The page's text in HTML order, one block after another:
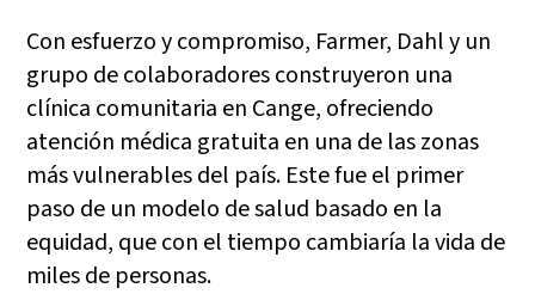
Con esfuerzo y compromiso, Farmer, Dahl y un
grupo de colaboradores construyeron una
clínica comunitaria en Cange, ofreciendo
atención médica gratuita en una de las zonas
más vulnerables del país. Este fue el primer
paso de un modelo de salud basado en la
equidad, que con el tiempo cambiaría la vida de
miles de personas.